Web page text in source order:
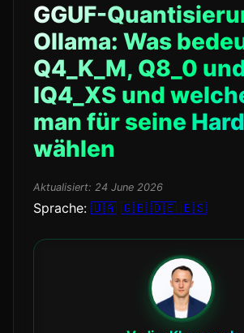
GGUF-
Ollama: Was
Q4_K_M, Q8_0
IQ4_XS und
man für seine
wählen
Aktualisiert: 24 June 2026
Sprache: 🇺🇦 🇬🇧 🇩🇪 🇪🇸